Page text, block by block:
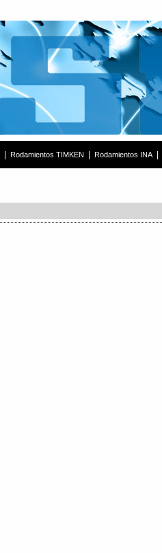
Rodamientos TIMKEN Rodamientos INA